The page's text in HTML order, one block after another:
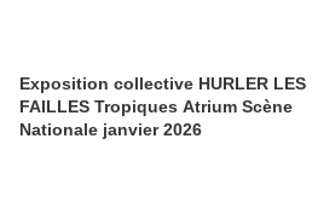
Exposition collective HURLER LES
FAILLES Tropiques Atrium Scène
Nationale janvier 2026